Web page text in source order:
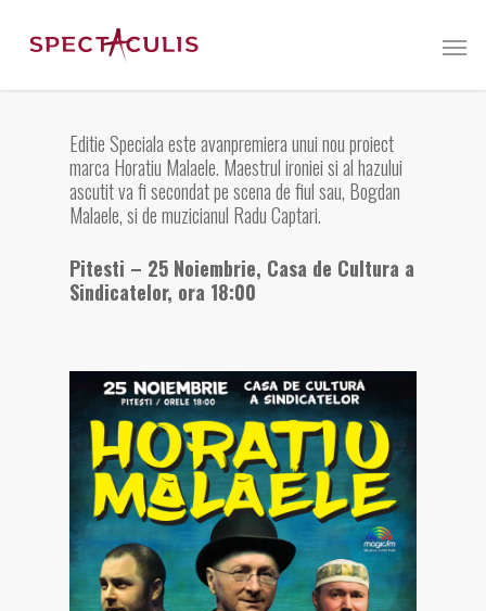
Editie Speciala este avanpremiera unui nou proiect
marca Horatiu Malaele. Maestrul ironiei si al hazului
ascutit va fi secondat pe scena de fiul sau, Bogdan
Malaele, si de muzicianul Radu Captari.
Pitesti – 25 Noiembrie, Casa de Cultura a
Sindicatelor, ora 18:00